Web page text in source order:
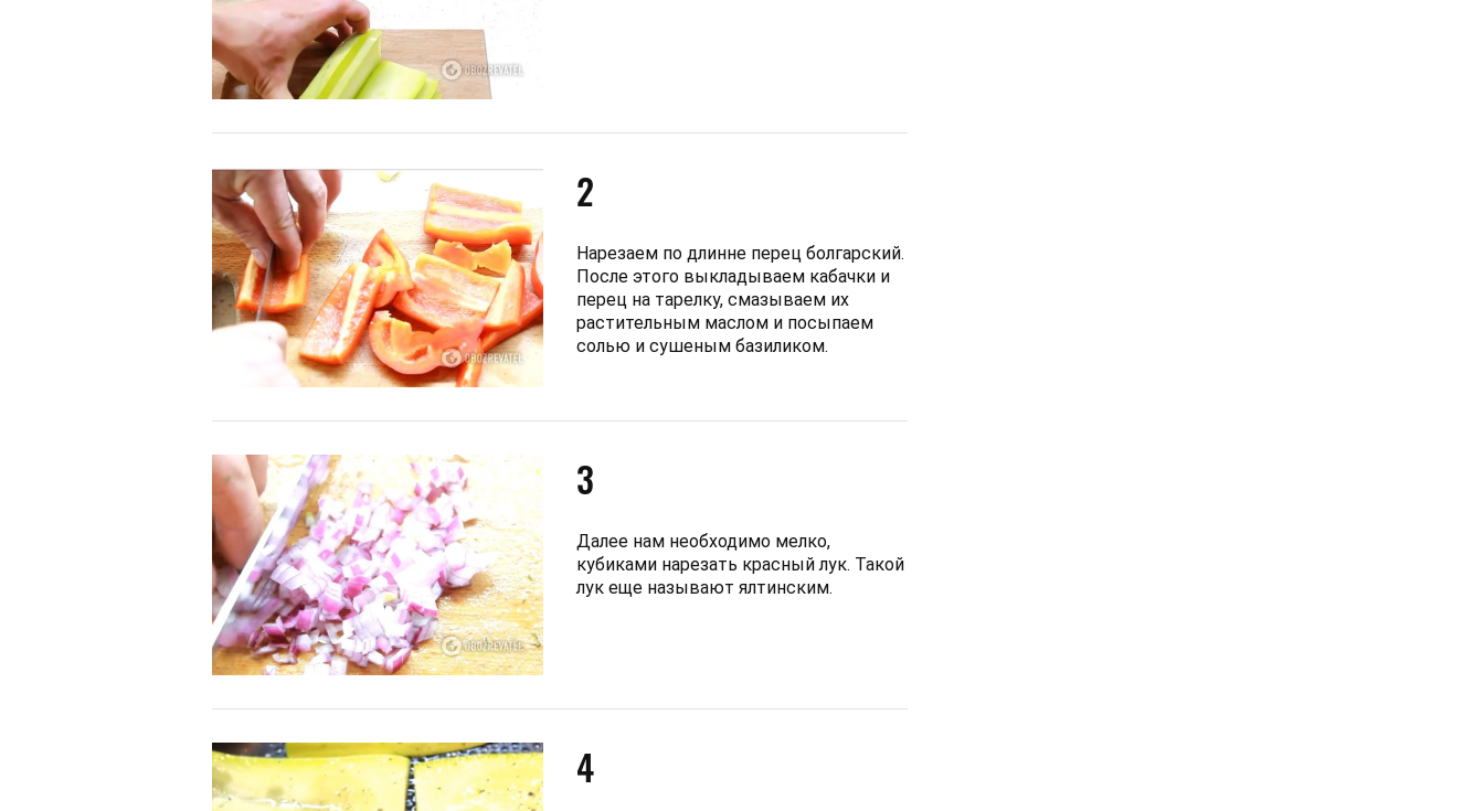
2
Нарезаем по длинне перец болгарский.
После этого выкладываем кабачки и
перец на тарелку, смазываем их
растительным маслом и посыпаем
солью и сушеным базиликом.
3
Далее нам необходимо мелко,
кубиками нарезать красный лук. Такой
лук еще называют ялтинским.
4